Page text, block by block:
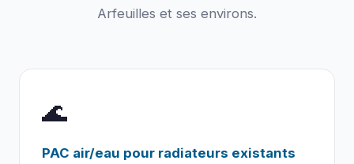
Arfeuilles et ses environs.
🌊
PAC air/eau pour radiateurs existants